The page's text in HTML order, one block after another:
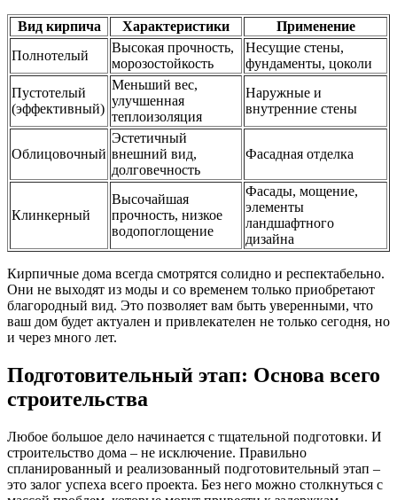
Вид кирпича Характеристики
Применение
Полнотелый
Высокая прочность,
морозостойкость
Несущие стены,
фундаменты, цоколи
Пустотелый
(эффективный)
Меньший вес,
улучшенная
теплоизоляция
Наружные и
внутренние стены
Облицовочный
Эстетичный
внешний вид,
долговечность
Фасадная отделка
Клинкерный
Высочайшая
прочность, низкое
водопоглощение
Фасады, мощение,
элементы
ландшафтного
дизайна
Кирпичные дома всегда смотрятся солидно и респектабельно.
Они не выходят из моды и со временем только приобретают
благородный вид. Это позволяет вам быть уверенными, что
ваш дом будет актуален и привлекателен не только сегодня, но
и через много лет.
Подготовительный этап: Основа всего
строительства
Любое большое дело начинается с тщательной подготовки. И
строительство дома – не исключение. Правильно
спланированный и реализованный подготовительный этап –
это залог успеха всего проекта. Без него можно столкнуться с